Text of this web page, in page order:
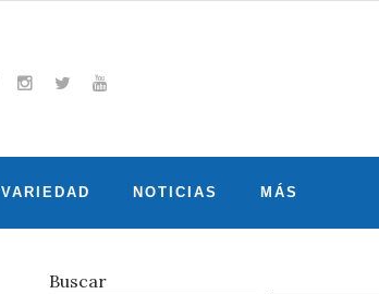
VARIEDAD NOTICIAS MÁS
Buscar